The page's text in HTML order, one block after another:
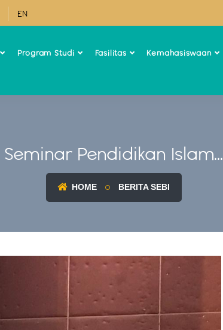
EN
Program Studi Fasilitas Kemahasiswaan
Seminar Pendidikan Islam...
HOME BERITA SEBI